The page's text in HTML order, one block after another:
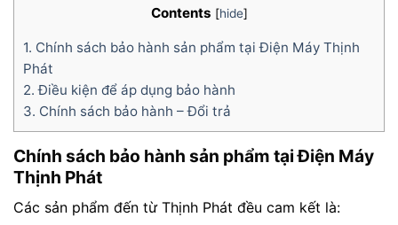
Contents [hide]
1. Chính sách bảo hành sản phẩm tại Điện Máy Thịnh
Phát
2. Điều kiện để áp dụng bảo hành
3. Chính sách bảo hành – Đổi trả
Chính sách bảo hành sản phẩm tại Điện Máy
Thịnh Phát
Các sản phẩm đến từ Thịnh Phát đều cam kết là: